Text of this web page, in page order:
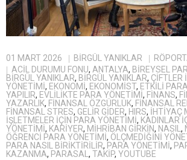
01 MART 2026 BIRGÜL YANIKLAR
ACIL DURUMU FONU, ANTALYA, BIREYSEL
BİRGÜL YANIKLAR, BIRGÜL YANIKLAR, ÇIFTLER
YÖNETIMI, EKONOMI, EKONOMIST, ETKILI
YAPILIR, EVLILIKTE PARA YÖNETIMI, FINANS,
YAZARLIK, FINANSAL ÖZGÜRLÜK, FINANSAL
FINANSAL STRES, GELIR GIDER, HIRS, IHTIYAÇ
IŞLETMELER IÇIN PARA YÖNETIMI, KADINLAR
YÖNETIMI, KARIYER, MIHRIBAN GIRKIN, NASIL,
ÖĞRENCI PARA YÖNETIMI, ÖLÇMEDIĞINI
PARA NASIL BIRIKTIRILIR, PARA YÖNETIMI,
KAZANMA, PARASAL, TAKIP, YOUTUBE